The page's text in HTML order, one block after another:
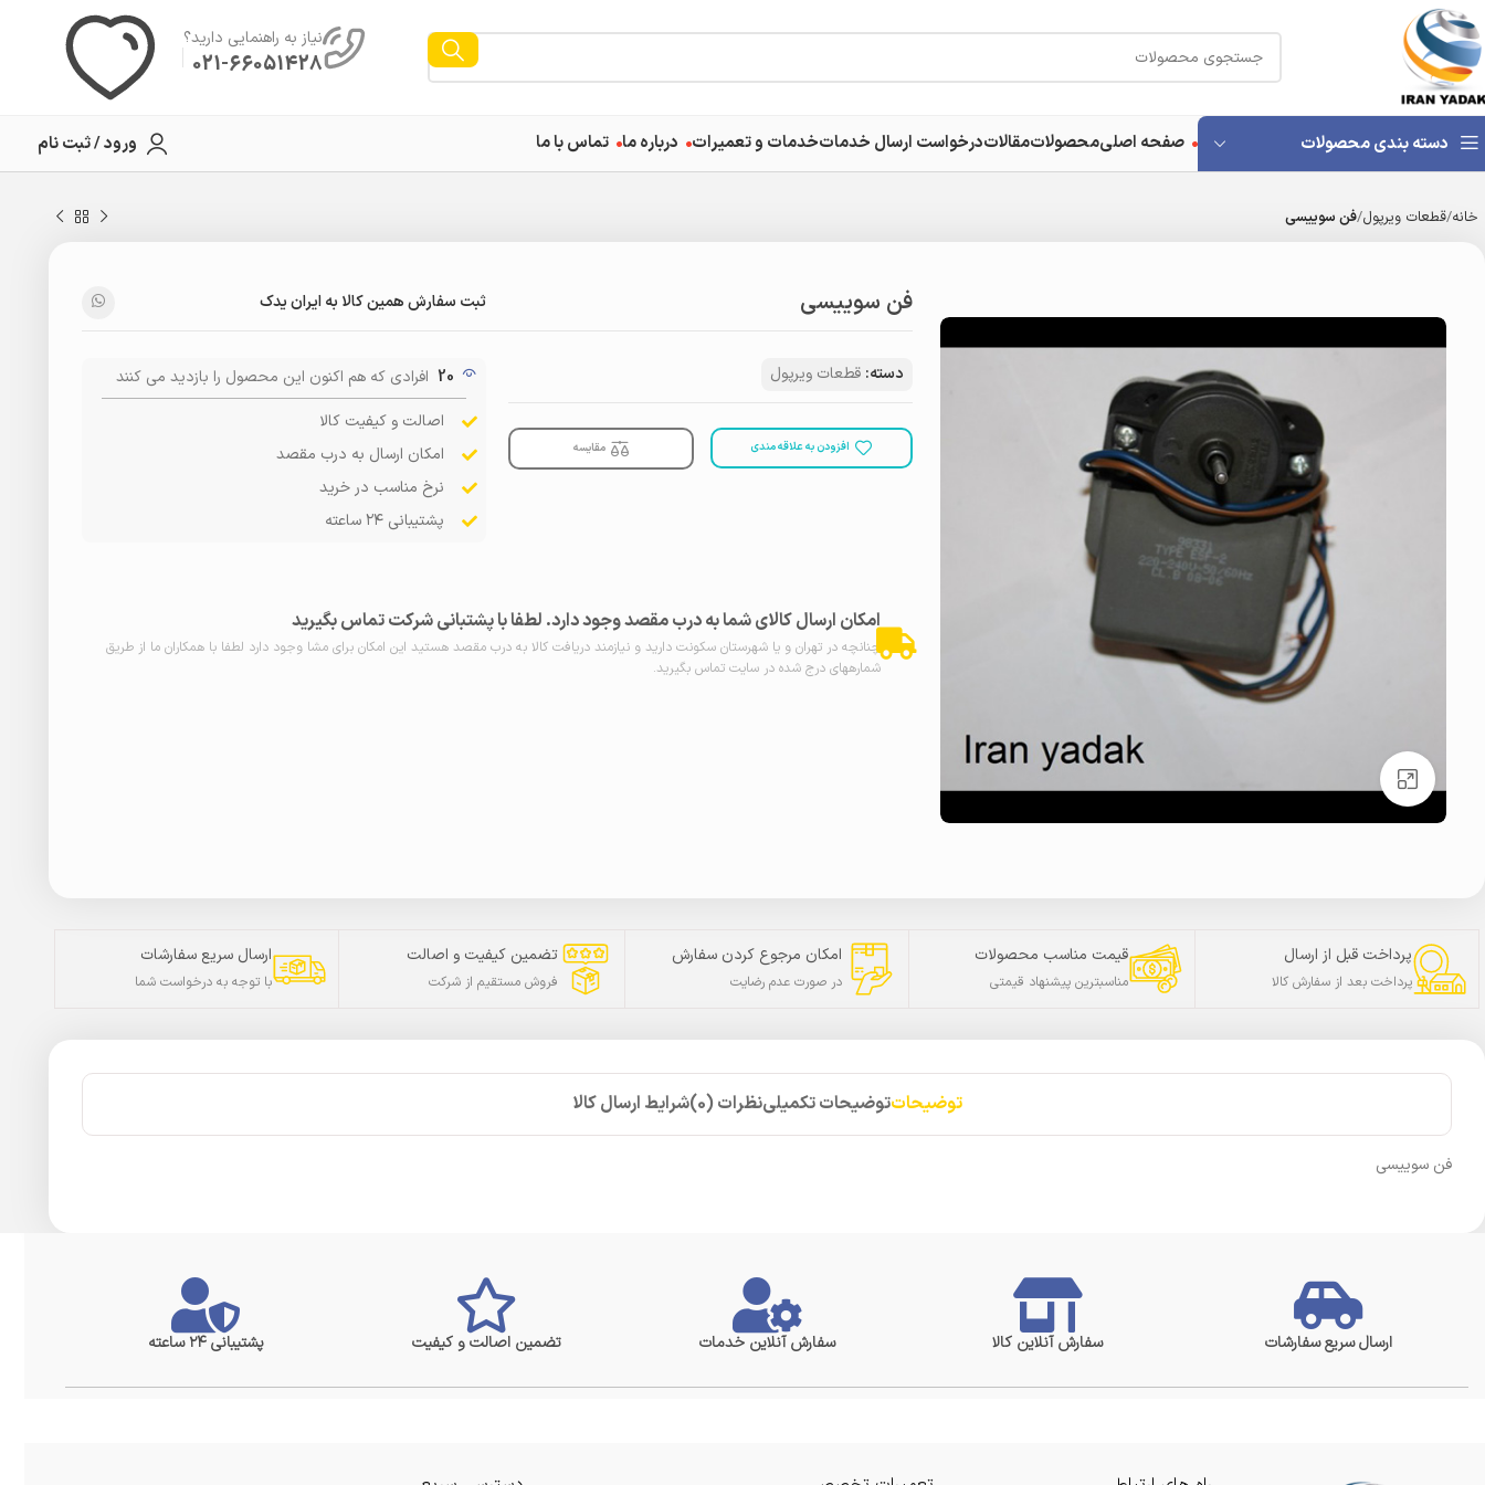
نیاز به راهنمایی دارید؟
021-66051428
دسته بندی محصولات صفحه اصلیمحصولاتمقالاتدرخواست ارسال خدماتخدمات و تعمیرات درباره ما تماس با ما ورود / ثبت نام
خانه قطعات ویرپول فن سوییسی
فن سوییسی ثبت سفارش همین کالا به ایران یدک
دسته: قطعات ویرپول
افزودن به علاقه مندی مقایسه
20 افرادی که هم اکنون این محصول را بازدید می کنند
اصالت و کیفیت کالا
امکان ارسال به درب مقصد
نرخ مناسب در خرید
پشتیبانی ۲۴ ساعته
امکان ارسال کالای شما به درب مقصد وجود دارد. لطفا با پشتبانی شرکت تماس بگیرید
چنانچه در تهران و یا شهرستان سکونت دارید و نیازمند دریافت کالا به درب مقصد هستید این امکان برای مشا وجود دارد لطفا با همکاران ما از طریق
شمارههای درج شده در سایت تماس بگیرید.
پرداخت قبل از ارسال
پرداخت بعد از سفارش کالا
قیمت مناسب محصولات
مناسبترین پیشنهاد قیمتی
امکان مرجوع کردن سفارش
در صورت عدم رضایت
تضمین کیفیت و اصالت
فروش مستقیم از شرکت
ارسال سریع سفارشات
با توجه به درخواست شما
توضیحاتتوضیحات تکمیلینظرات (0) شرایط ارسال کالا
فن سوییسی
ارسال سریع سفارشات سفارش آنلاین کالا سفارش آنلاین خدمات تضمین اصالت و کیفیت پشتیبانی ۲۴ ساعته